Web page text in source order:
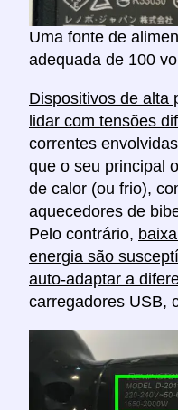
Uma fonte de
adequada de 100
Dispositivos de alta
lidar com tensões
correntes
que o seu principal
de calor (ou frio),
aquecedores de
Pelo contrário, baixa
energia são
auto-adaptar a
carregadores USB,